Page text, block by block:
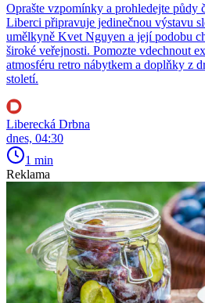
Oprašte vzpomínky a prohledejte půdy
Liberci připravuje jedinečnou výstavu
umělkyně Kvet Nguyen a její podobu
široké veřejnosti. Pomozte vdechnout
atmosféru retro nábytkem a doplňky z
století.
Liberecká Drbna
dnes, 04:30
1 min
Reklama